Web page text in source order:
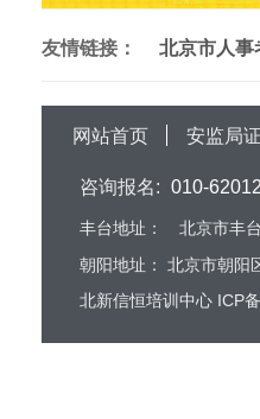
友情链接： 北京市人事
网站首页 安监局证
咨询报名: 010-
丰台地址：
北京市丰
朝阳地址：
北京市朝阳
北新信恒培训中心 ICP